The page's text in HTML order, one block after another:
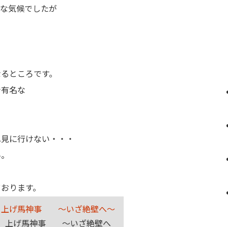
気候でしたが
ところです。
名な
に行けない・・・
ります。
上げ馬神事 ～いざ絶壁へ